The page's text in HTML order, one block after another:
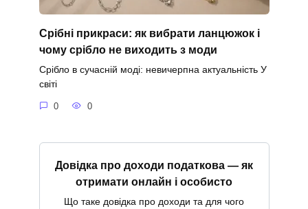
Срібні прикраси: як вибрати ланцюжок і
чому срібло не виходить з моди
Срібло в сучасній моді: невичерпна актуальність У
світі
0 0
Довідка про доходи податкова — як
отримати онлайн і особисто
Що таке довідка про доходи та для чого